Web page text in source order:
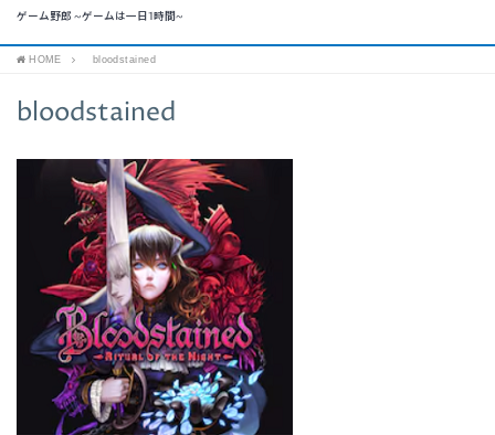
ゲーム野郎 ~ゲームは一日1時間~
HOME bloodstained
bloodstained